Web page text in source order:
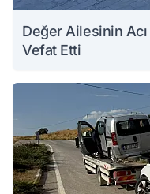
Değer Ailesinin
Vefat Etti